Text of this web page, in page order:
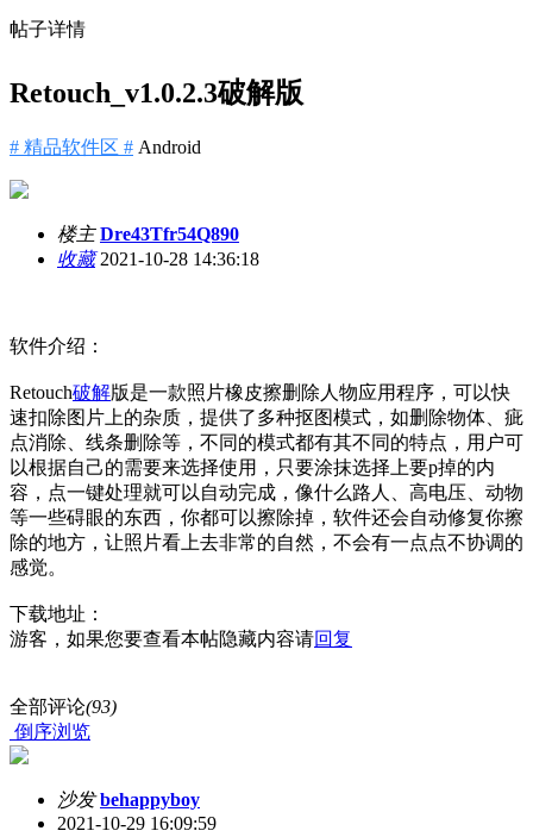
帖子详情
Retouch_v1.0.2.3破解版
# 精品软件区 # Android
楼主 Dre43Tfr54Q890
收藏2021-10-28 14:36:18
软件介绍：
Retouch破解版是一款照片橡皮擦删除人物应用程序，可以快
速扣除图片上的杂质，提供了多种抠图模式，如删除物体、疵
点消除、线条删除等，不同的模式都有其不同的特点，用户可
以根据自己的需要来选择使用，只要涂抹选择上要p掉的内
容，点一键处理就可以自动完成，像什么路人、高电压、动物
等一些碍眼的东西，你都可以擦除掉，软件还会自动修复你擦
除的地方，让照片看上去非常的自然，不会有一点点不协调的
感觉。
下载地址：
游客，如果您要查看本帖隐藏内容请回复
全部评论(93)
倒序浏览
沙发 behappyboy
2021-10-29 16:09:59